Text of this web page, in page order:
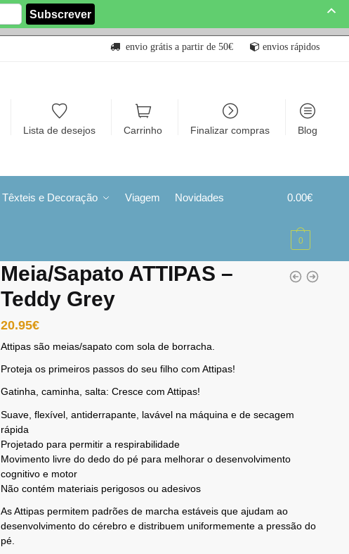
envio grátis a partir de 50€ envios rápidos
Lista de desejos Carrinho Finalizar compras Blog
Têxteis e Decoração Viagem Novidades 0.00€
0
Meia/Sapato ATTIPAS –
Teddy Grey
20.95€
Attipas são meias/sapato com sola de borracha.
Proteja os primeiros passos do seu filho com Attipas!
Gatinha, caminha, salta: Cresce com Attipas!
Suave, flexível, antiderrapante, lavável na máquina e de secagem
rápida
Projetado para permitir a respirabilidade
Movimento livre do dedo do pé para melhorar o desenvolvimento
cognitivo e motor
Não contém materiais perigosos ou adesivos
As Attipas permitem padrões de marcha estáveis ​​que ajudam ao
desenvolvimento do cérebro e distribuem uniformemente a pressão do
pé.